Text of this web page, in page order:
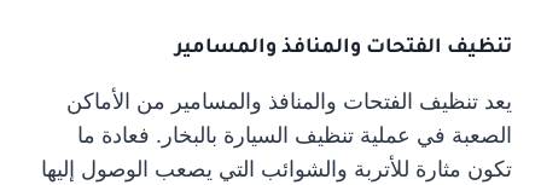
تنظيف الفتحات والمنافذ والمسامير
يعد تنظيف الفتحات والمنافذ والمسامير من الأماكن
الصعبة في عملية تنظيف السيارة بالبخار. فعادة ما
تكون مثارة للأتربة والشوائب التي يصعب الوصول إليها